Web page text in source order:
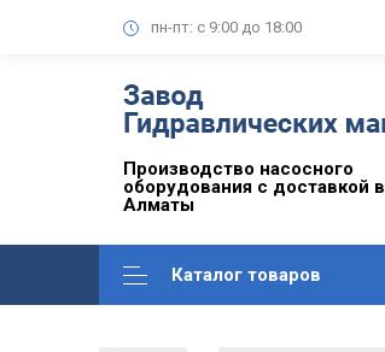
пн-пт: с 9:00 до 18:00
Производство насосного
оборудования с доставкой в
Алматы
Каталог товаров